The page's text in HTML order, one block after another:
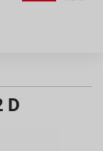
D